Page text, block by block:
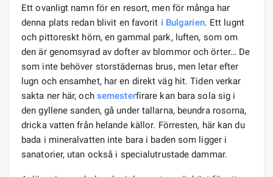
Ett ovanligt namn för en resort, men för många har
denna plats redan blivit en favorit i Bulgarien. Ett lugnt
och pittoreskt hörn, en gammal park, luften, som om
den är genomsyrad av dofter av blommor och örter… De
som inte behöver storstädernas brus, men letar efter
lugn och ensamhet, har en direkt väg hit. Tiden verkar
sakta ner här, och semesterfirare kan bara sola sig i
den gyllene sanden, gå under tallarna, beundra rosorna,
dricka vatten från helande källor. Förresten, här kan du
bada i mineralvatten inte bara i baden som ligger i
sanatorier, utan också i specialutrustade dammar.